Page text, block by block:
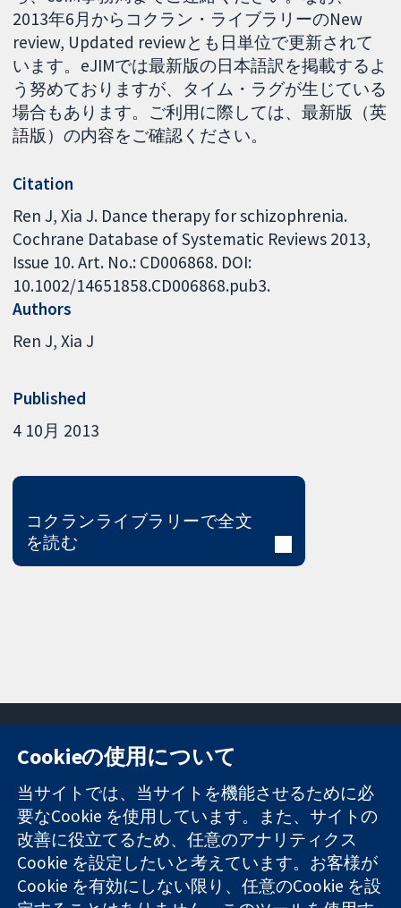
2013年6月からコクラン・ライブラリーのNew
review, Updated reviewとも日単位で更新されて
います。eJIMでは最新版の日本語訳を掲載するよ
う努めておりますが、タイム・ラグが生じている
場合もあります。ご利用に際しては、最新版（英
語版）の内容をご確認ください。
Citation
Ren J, Xia J. Dance therapy for schizophrenia.
Cochrane Database of Systematic Reviews 2013,
Issue 10. Art. No.: CD006868. DOI:
10.1002/14651858.CD006868.pub3.
Authors
Ren J Xia J
Published
4 10月 2013
コクランライブラリーで全文
を読む
信頼できるエビ
デンスと
情報に基づく意
思決定により
健康のさらなる
11-13 Cavendish
Square
London
W1G 0AN
United Kingdom
お問い合わせ
ニュース
広報
コクランにつ
いて
採用
Cochrane
Cookieの使用について
当サイトでは、当サイトを機能させるために必
要なCookie を使用しています。また、サイトの
改善に役立てるため、任意のアナリティクス
Cookie を設定したいと考えています。お客様が
Cookie を有効にしない限り、任意のCookie を設